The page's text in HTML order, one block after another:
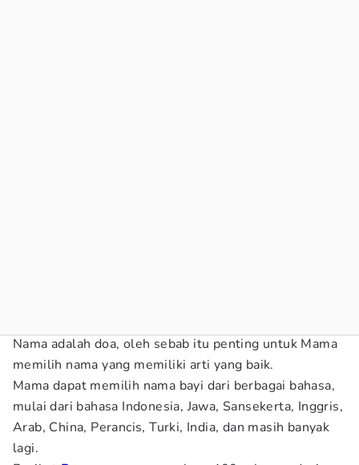
Nama adalah doa, oleh sebab itu penting untuk Mama
memilih nama yang memiliki arti yang baik.
Mama dapat memilih nama bayi dari berbagai bahasa,
mulai dari bahasa Indonesia, Jawa, Sansekerta, Inggris,
Arab, China, Perancis, Turki, India, dan masih banyak
lagi.